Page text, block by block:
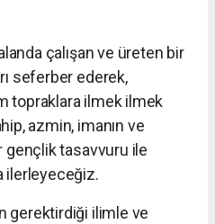
çalışan ve üreten bir
seferber ederek,
topraklara ilmek ilmek
azmin, imanın ve
gençlik tasavvuru ile
ilerleyeceğiz.
gerektirdiği ilimle ve